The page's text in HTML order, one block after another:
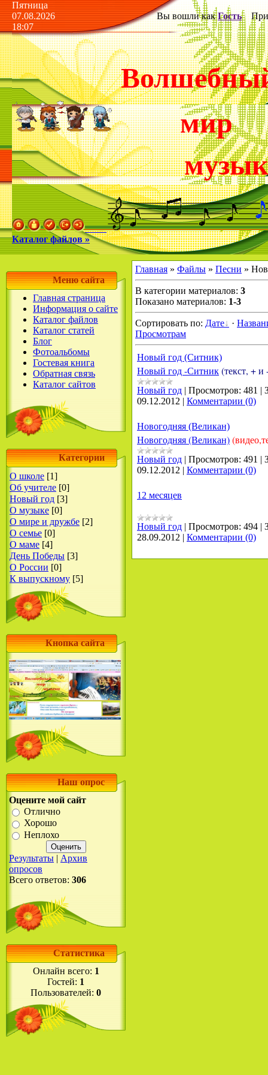
Пятница
07.08.2026
18:07
Вы вошли как Гость
мир
Каталог файлов »
Меню сайта
Главная страница
Информация о сайте
Каталог файлов
Каталог статей
Блог
Фотоальбомы
Гостевая книга
Обратная связь
Каталог сайтов
Категории
О школе [1]
Об учителе [0]
Новый год [3]
О музыке [0]
О мире и дружбе [2]
О семье [0]
О маме [4]
День Победы [3]
О России [0]
К выпускному [5]
Кнопка сайта
Наш опрос
Оцените мой сайт
Отлично
Хорошо
Неплохо
Результаты | Архив
опросов
Всего ответов: 306
Статистика
Онлайн всего: 1
Гостей: 1
Пользователей: 0
Главная » Файлы » Песни »
В категории материалов: 3
Показано материалов: 1-3
Сортировать по: Дате ·
Просмотрам
Новый год (Ситник)
Новый год -Ситник(текст, + и
Новый год | Просмотров: 481 |
09.12.2012 | Комментарии (0)
Новогодняя (Великан)
Новогодняя (Великан)
Новый год | Просмотров: 491 |
09.12.2012 | Комментарии (0)
12 месяцев
Новый год | Просмотров: 494 |
28.09.2012 | Комментарии (0)